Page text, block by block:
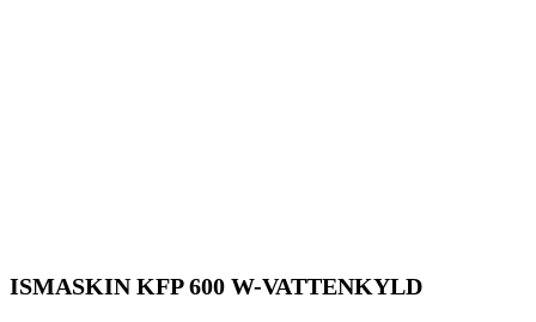
ISMASKIN KFP 600 W-VATTENKYLD